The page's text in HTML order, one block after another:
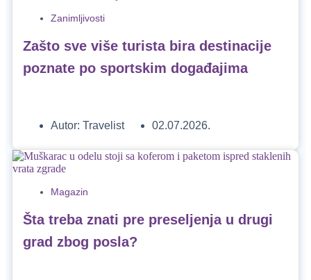
Zanimljivosti
Zašto sve više turista bira destinacije
poznate po sportskim događajima
Autor: Travelist 02.07.2026.
Magazin
Šta treba znati pre preseljenja u drugi
grad zbog posla?